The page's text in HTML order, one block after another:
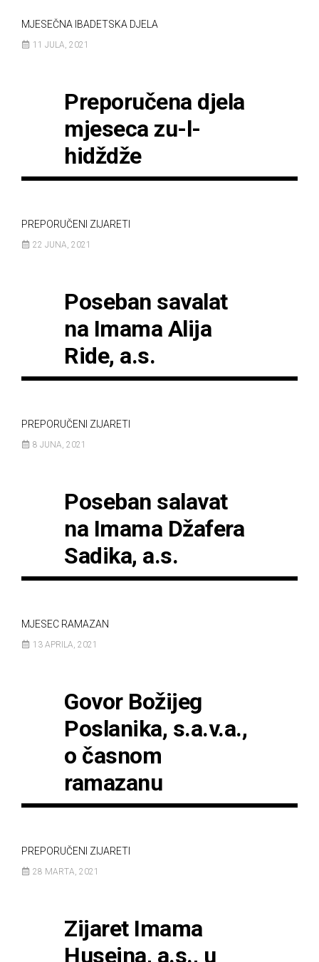
MJESEČNA IBADETSKA DJELA
11 JULA, 2021
Preporučena djela
mjeseca zu-l-
hidždže
PREPORUČENI ZIJARETI
22 JUNA, 2021
Poseban savalat
na Imama Alija
Ride, a.s.
PREPORUČENI ZIJARETI
8 JUNA, 2021
Poseban salavat
na Imama Džafera
Sadika, a.s.
MJESEC RAMAZAN
13 APRILA, 2021
Govor Božijeg
Poslanika, s.a.v.a.,
o časnom
ramazanu
PREPORUČENI ZIJARETI
28 MARTA, 2021
Zijaret Imama
Husejna, a.s., u